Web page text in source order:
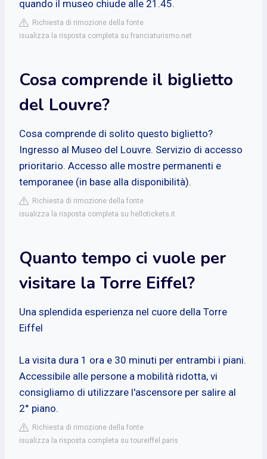
quando il museo chiude alle 21.45.
Richiesta di rimozione della fonte
isualizza la risposta completa su franciaturismo.net
Cosa comprende il biglietto
del Louvre?
Cosa comprende di solito questo biglietto?
Ingresso al Museo del Louvre. Servizio di accesso
prioritario. Accesso alle mostre permanenti e
temporanee (in base alla disponibilità).
Richiesta di rimozione della fonte
isualizza la risposta completa su hellotickets.it
Quanto tempo ci vuole per
visitare la Torre Eiffel?
Una splendida esperienza nel cuore della Torre
Eiffel
La visita dura 1 ora e 30 minuti per entrambi i piani.
Accessibile alle persone a mobilità ridotta, vi
consigliamo di utilizzare l'ascensore per salire al
2° piano.
Richiesta di rimozione della fonte
isualizza la risposta completa su toureiffel.paris